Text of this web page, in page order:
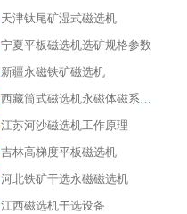
天津钛尾矿湿式磁选机
宁夏平板磁选机选矿规格参数
新疆永磁铁矿磁选机
西藏筒式磁选机永磁体磁系设计
江苏河沙磁选机工作原理
吉林高梯度平板磁选机
河北铁矿干选永磁磁选机
江西磁选机干选设备